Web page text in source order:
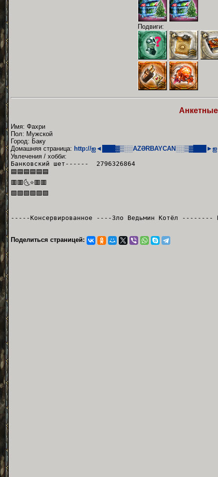
Подвиги:
Имя: Фахри
Пол: Мужской
Город: Баку
Домашняя страница: http://ஐ◄███▓▒░░AZƏRBAYCAN░░▒▓███►ஐ
Увлечения / хобби:
Банковский шет------ 2796326864
🟦🟦🟦🟦🟦🟦
🟥🟥🌜⭐🟥🟥
🟩🟩🟩🟩🟩🟩
-----Консервированное ----Зло Ведьмин Котёл --------
Поделиться страницей: